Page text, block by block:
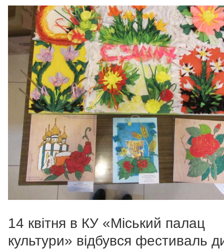
14 квітня в КУ «Міський палац
культури» відбувся фестиваль